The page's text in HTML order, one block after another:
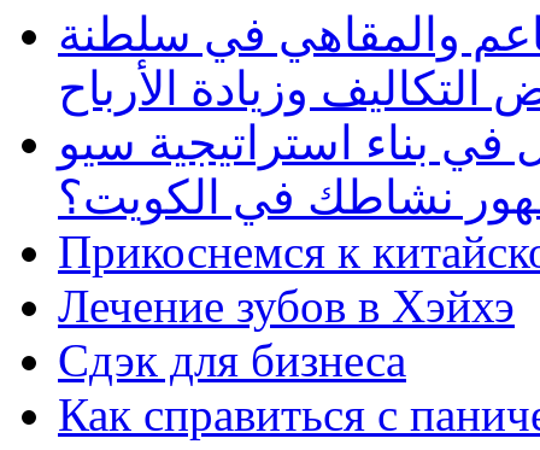
والمقاهي في سلطنة
وزيادة الأرباح
بناء استراتيجية سيو
نشاطك في الكويت؟
Прикоснемся к
Лечение зубов в Хэйхэ
Сдэк для бизнеса
Как справиться с